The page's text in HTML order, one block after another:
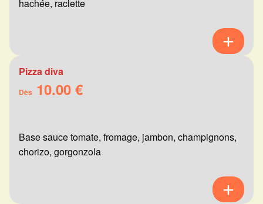
hachée, raclette
Pizza diva
Dès 10.00 €
Base sauce tomate, fromage, jambon, champignons,
chorizo, gorgonzola